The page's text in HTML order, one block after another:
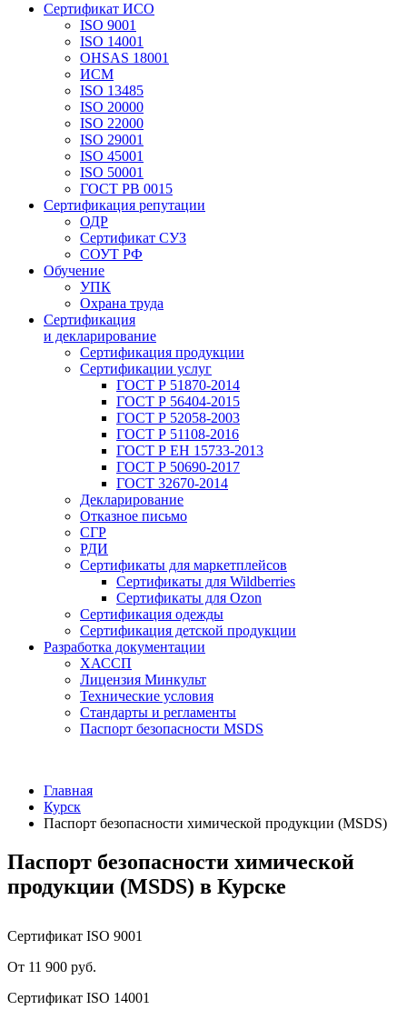
Сертификат ИСО
ISO 9001
ISO 14001
OHSAS 18001
ИСМ
ISO 13485
ISO 20000
ISO 22000
ISO 29001
ISO 45001
ISO 50001
ГОСТ РВ 0015
Сертификация репутации
ОДР
Сертификат СУЗ
СОУТ РФ
Обучение
УПК
Охрана труда
Сертификация
и декларирование
Сертификация продукции
Сертификации услуг
ГОСТ Р 51870-2014
ГОСТ Р 56404-2015
ГОСТ Р 52058-2003
ГОСТ Р 51108-2016
ГОСТ Р ЕН 15733-2013
ГОСТ Р 50690-2017
ГОСТ 32670-2014
Декларирование
Отказное письмо
СГР
РДИ
Сертификаты для маркетплейсов
Сертификаты для Wildberries
Сертификаты для Ozon
Сертификация одежды
Сертификация детской продукции
Разработка документации
ХАССП
Лицензия Минкульт
Технические условия
Стандарты и регламенты
Паспорт безопасности MSDS
Главная
Курск
Паспорт безопасности химической продукции (MSDS)
Паспорт безопасности химической
продукции (MSDS) в Курске
Сертификат ISO 9001
От 11 900 руб.
Сертификат ISO 14001